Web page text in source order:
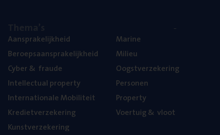
Aan­spra­ke­lijk­heid
Beroeps­aan­spra­ke­lijk­heid
Cyber& fraude
Intel­lec­tu­al property
Inter­na­ti­o­na­le Mobiliteit
Kre­diet­ver­ze­ke­ring
Kunst­ver­ze­ke­ring
Mari­ne
Mili­eu
Oogst­ver­ze­ke­ring
Per­so­nen
Pro­per­ty
Voer­tuig& vloot